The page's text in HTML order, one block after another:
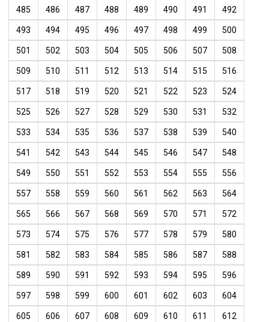
485 486 487 488 489 490 491 492
493 494 495 496 497 498 499 500
501 502 503 504 505 506 507 508
509 510 511 512 513 514 515 516
517 518 519 520 521 522 523 524
525 526 527 528 529 530 531 532
533 534 535 536 537 538 539 540
541 542 543 544 545 546 547 548
549 550 551 552 553 554 555 556
557 558 559 560 561 562 563 564
565 566 567 568 569 570 571 572
573 574 575 576 577 578 579 580
581 582 583 584 585 586 587 588
589 590 591 592 593 594 595 596
597 598 599 600 601 602 603 604
605 606 607 608 609 610 611 612